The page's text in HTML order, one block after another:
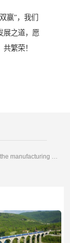
赢”，我们
展之道，愿
繁荣！
Development, design, production and sales in one of the manufacturing enterprises